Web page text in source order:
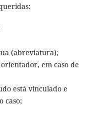
(abreviatura);
em caso de
está vinculado e
caso;